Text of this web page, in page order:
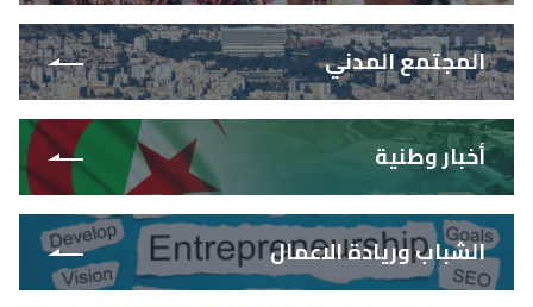
المجتمع المدني
أخبار وطنية
الشباب وريادة الاعمال